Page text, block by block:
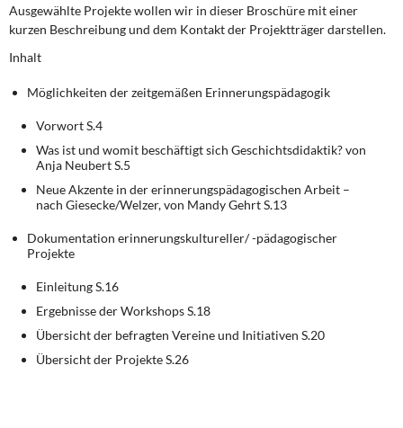
Ausgewählte Projekte wollen wir in dieser Broschüre mit einer
kurzen Beschreibung und dem Kontakt der Projektträger darstellen.
Inhalt
Möglichkeiten der zeitgemäßen Erinnerungspädagogik
Vorwort S.4
Was ist und womit beschäftigt sich Geschichtsdidaktik? von
Anja Neubert S.5
Neue Akzente in der erinnerungspädagogischen Arbeit –
nach Giesecke/Welzer, von Mandy Gehrt S.13
Dokumentation erinnerungskultureller/ -pädagogischer
Projekte
Einleitung S.16
Ergebnisse der Workshops S.18
Übersicht der befragten Vereine und Initiativen S.20
Übersicht der Projekte S.26